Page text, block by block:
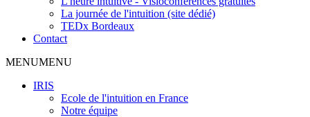
La journée de l'intuition (site dédié)
TEDx Bordeaux
Contact
MENUMENU
IRIS
Ecole de l'intuition en France
Notre équipe